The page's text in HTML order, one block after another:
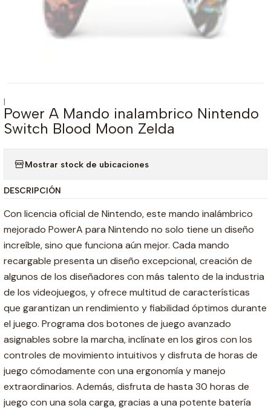
|
Power A Mando inalambrico Nintendo
Switch Blood Moon Zelda
Mostrar stock de ubicaciones
DESCRIPCIÓN
Con licencia oficial de Nintendo, este mando inalámbrico
mejorado PowerA para Nintendo no solo tiene un diseño
increíble, sino que funciona aún mejor. Cada mando
recargable presenta un diseño excepcional, creación de
algunos de los diseñadores con más talento de la industria
de los videojuegos, y ofrece multitud de características
que garantizan un rendimiento y fiabilidad óptimos durante
el juego. Programa dos botones de juego avanzado
asignables sobre la marcha, inclínate en los giros con los
controles de movimiento intuitivos y disfruta de horas de
juego cómodamente con una ergonomía y manejo
extraordinarios. Además, disfruta de hasta 30 horas de
juego con una sola carga, gracias a una potente batería